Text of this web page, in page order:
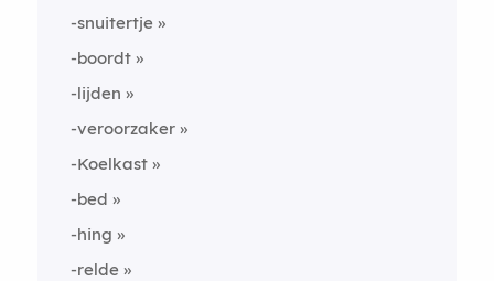
-snuitertje
-boordt
-lijden
-veroorzaker
-Koelkast
-bed
-hing
-relde